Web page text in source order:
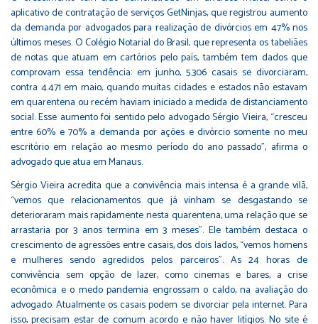
aplicativo de contratação de serviços GetNinjas, que registrou aumento
da demanda por advogados para realização de divórcios em 47% nos
últimos meses. O Colégio Notarial do Brasil, que representa os tabeliães
de notas que atuam em cartórios pelo país, também tem dados que
comprovam essa tendência: em junho, 5.306 casais se divorciaram,
contra 4.471 em maio, quando muitas cidades e estados não estavam
em quarentena ou recém haviam iniciado a medida de distanciamento
social. Esse aumento foi sentido pelo advogado Sérgio Vieira, “cresceu
entre 60% e 70% a demanda por ações e divórcio somente no meu
escritório em relação ao mesmo período do ano passado”, afirma o
advogado que atua em Manaus.
Sérgio Vieira acredita que a convivência mais intensa é a grande vilã,
“vemos que relacionamentos que já vinham se desgastando se
deterioraram mais rapidamente nesta quarentena, uma relação que se
arrastaria por 3 anos termina em 3 meses”. Ele também destaca o
crescimento de agressões entre casais, dos dois lados, “vemos homens
e mulheres sendo agredidos pelos parceiros”. As 24 horas de
convivência sem opção de lazer, como cinemas e bares, a crise
econômica e o medo pandemia engrossam o caldo, na avaliação do
advogado. Atualmente os casais podem se divorciar pela internet. Para
isso, precisam estar de comum acordo e não haver litígios. No site é